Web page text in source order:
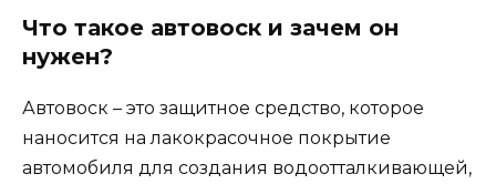
Что такое автовоск и зачем он
нужен?
Автовоск – это защитное средство, которое
наносится на лакокрасочное покрытие
автомобиля для создания водоотталкивающей,